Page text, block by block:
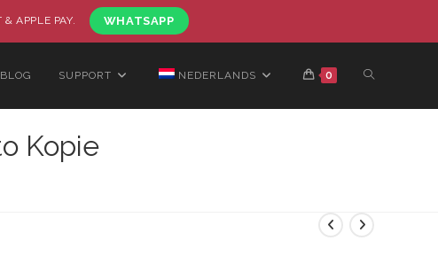
APPLE PAY. WHATSAPP
BLOG SUPPORT NEDERLANDS 0
Kopie